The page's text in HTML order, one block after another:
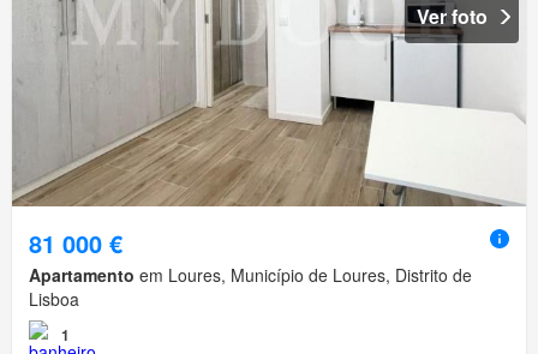
Ver foto
81 000 €
Apartamento em Loures, Município de Loures, Distrito de
Lisboa
1